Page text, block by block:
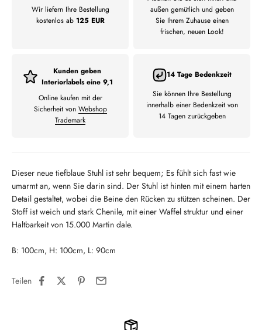
Wir liefern Ihre Bestellung
kostenlos ab 125 EUR
außen gemütlich und geben
Sie Ihrem Zuhause einen
frischen, neuen Look!
Kunden geben
Interiorlabels eine 9,1
Online kaufen mit der
Sicherheit von Webshop
Trademark
14 Tage Bedenkzeit
Sie können Ihre Bestellung
innerhalb einer Bedenkzeit von
14 Tagen zurückgeben
Dieser neue tiefblaue Stuhl ist sehr bequem; Es fühlt sich fast wie
umarmt an, wenn Sie darin sind. Der Stuhl ist hinten mit einem harten
Detail gestaltet, wobei die Beine den Rücken zu stützen scheinen. Der
Stoff ist weich und stark Chenile, mit einer Waffel struktur und einer
Haltbarkeit von 15.000 Martin dale.
B: 100cm, H: 100cm, L: 90cm
Teilen